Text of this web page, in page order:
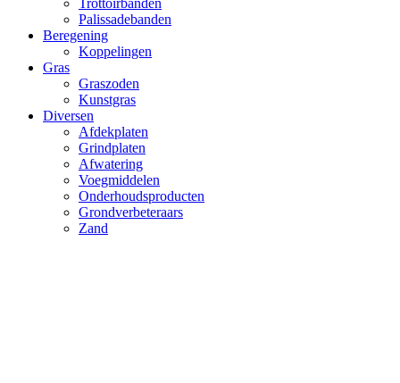
Trottoirbanden
Palissadebanden
Beregening
Koppelingen
Gras
Graszoden
Kunstgras
Diversen
Afdekplaten
Grindplaten
Afwatering
Voegmiddelen
Onderhoudsproducten
Grondverbeteraars
Zand